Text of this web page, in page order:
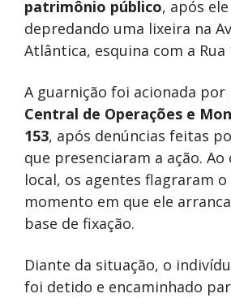
patrimônio público, após
depredando uma lixeira na
Atlântica, esquina com a Rua
A guarnição foi acionada por
Central de Operações e
153, após denúncias feitas
que presenciaram a ação. Ao
local, os agentes flagraram
momento em que ele
base de fixação.
Diante da situação, o
foi detido e encaminhado